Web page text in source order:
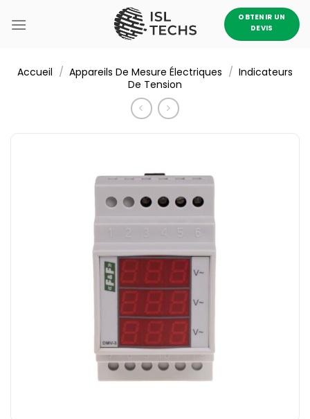
au
OBTENIR UN
DEVIS
Accueil / Appareils De Mesure Électriques / Indicateurs
De Tension